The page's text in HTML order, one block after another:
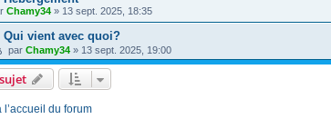
Chamy34 » 13 sept. 2025, 18:35
Qui vient avec quoi?
par Chamy34 » 13 sept. 2025, 19:00
l’accueil du forum